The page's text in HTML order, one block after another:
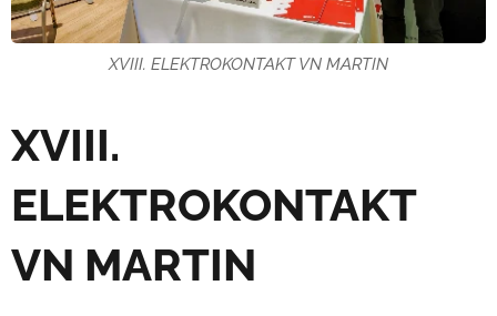
XVIII. ELEKTROKONTAKT VN MARTIN
XVIII.
ELEKTROKONTAKT
VN MARTIN